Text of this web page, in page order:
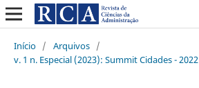
Início / Arquivos /
v. 1 n. Especial (2023): Summit Cidades - 2022